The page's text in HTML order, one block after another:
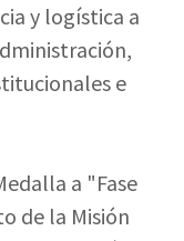
y logística a
e
a "Fase
de la Misión